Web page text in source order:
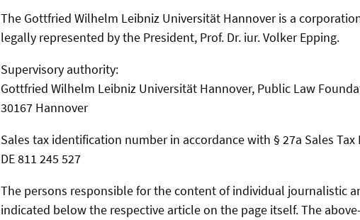
The Gottfried Wilhelm Leibniz Universität Hannover is a
legally represented by the President, Prof. Dr. iur. Volker Epping.
Supervisory authority:
Gottfried Wilhelm Leibniz Universität Hannover, Public Law
30167 Hannover
Sales tax identification number in accordance with § 27a Sales Tax
DE 811 245 527
The persons responsible for the content of individual journalistic
indicated below the respective article on the page itself. The